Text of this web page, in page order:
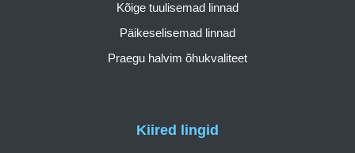
Kiired lingid
Kõige tuulisemad linnad
Päikeselisemad linnad
Praegu halvim õhukvaliteet